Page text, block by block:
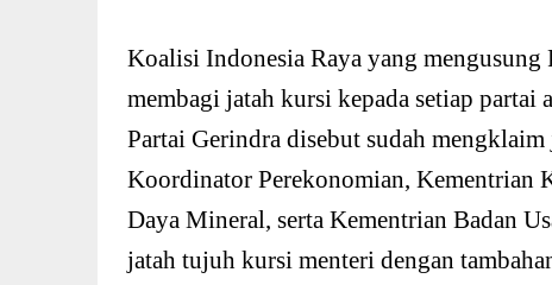
Koalisi Indonesia Raya yang
membagi jatah kursi kepada setiap partai
Partai Gerindra disebut sudah
Koordinator Perekonomian, Kementrian
Daya Mineral, serta Kementrian Badan
jatah tujuh kursi menteri dengan